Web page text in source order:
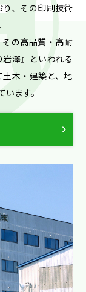
、その印刷技術
の高品質・高耐
澤』といわれる
木・建築と、地
ます。